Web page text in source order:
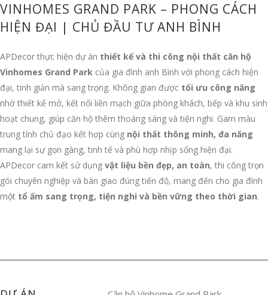
VINHOMES GRAND PARK – PHONG CÁCH
HIỆN ĐẠI | CHỦ ĐẦU TƯ ANH BÌNH
APDecor thực hiện dự án thiết kế và thi công nội thất căn hộ
Vinhomes Grand Park của gia đình anh Bình với phong cách hiện
đại, tinh giản mà sang trọng. Không gian được tối ưu công năng
nhờ thiết kế mở, kết nối liền mạch giữa phòng khách, bếp và khu sinh
hoạt chung, giúp căn hộ thêm thoáng sáng và tiện nghi. Gam màu
trung tính chủ đạo kết hợp cùng nội thất thông minh, đa năng
mang lại sự gọn gàng, tinh tế và phù hợp nhịp sống hiện đại.
APDecor cam kết sử dụng vật liệu bền đẹp, an toàn, thi công trọn
gói chuyên nghiệp và bàn giao đúng tiến độ, mang đến cho gia đình
một tổ ấm sang trọng, tiện nghi và bền vững theo thời gian.